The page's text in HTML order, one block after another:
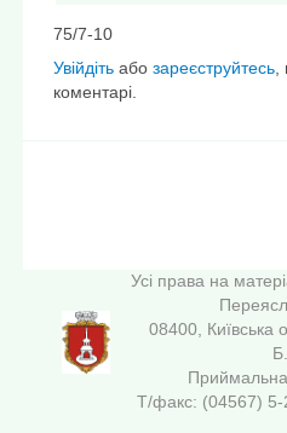
75/7-10
Увійдіть або зареєструйтесь
коментарі.
Усі права на
08400, Київська
Т/факс: